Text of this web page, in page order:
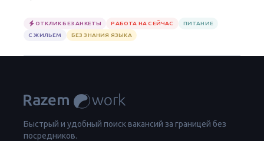
ОТКЛИК БЕЗ АНКЕТЫ РАБОТА НА СЕЙЧАС
ПИТАНИЕ
С ЖИЛЬЕМ
БЕЗ ЗНАНИЯ ЯЗЫКА
Быстрый и удобный поиск вакансий за границей без
посредников.